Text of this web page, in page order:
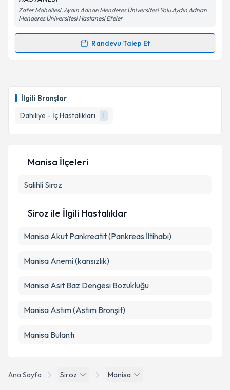
İlgili Branşlar
Dahiliye - İç Hastalıkları
1
Metni'ni okudum ve kişisel verilerimin belirtilen
kapsamda işlenmesini kabul ediyorum.
Zafer Mahallesi, Aydın Adnan Menderes Üniversitesi Yolu Aydın Adnan
Menderes Üniversitesi Hastanesi Efeler
Randevu Talep Et
Randevu Takvimi Talebi
takvim hazırlandığında e-posta ile bilgilendireceğiz.
Metni
Ana Sayfa Siroz Manisa
Manisa İlçeleri
Salihli Siroz
Siroz ile İlgili Hastalıklar
Manisa Akut Pankreatit (Pankreas İltihabı)
Manisa Anemi (kansızlık)
Manisa Asit Baz Dengesi Bozukluğu
Manisa Astım (Astım Bronşit)
Manisa Bulantı